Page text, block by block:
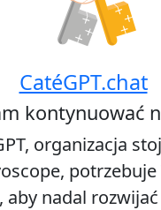
kardynał, arcybiskup
podejścia
tradycji a
w kontekście
Zobacz profil
CatéGPT.chat
kontynuować
organizacja
aby nadal